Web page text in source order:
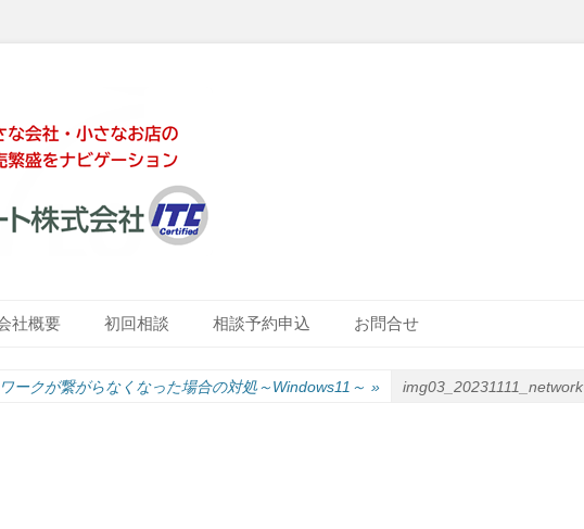
式会社
社概要 初回相談 相談予約申込 お問合せ
ークが繋がらなくなった場合の対処～Windows11～ » img03_20231111_network